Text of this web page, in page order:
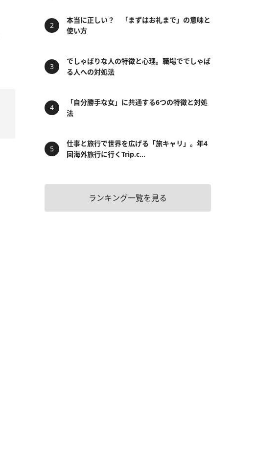
本当に正しい？ 「まずはお礼まで」の意味と
使い方
でしゃばりな人の特徴と心理。職場ででしゃば
る人への対処法
「自分勝手な女」に共通する6つの特徴と対処
法
仕事と旅行で世界を広げる「旅キャリ」。年4
回海外旅行に行くTrip.c...
ランキング一覧を見る